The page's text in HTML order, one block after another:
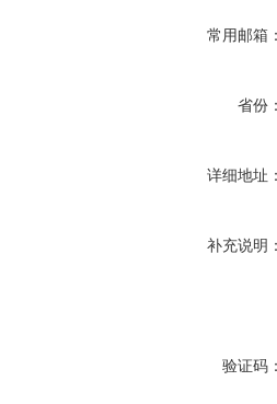
常用邮箱
省份
详细地址
补充说明
验证码